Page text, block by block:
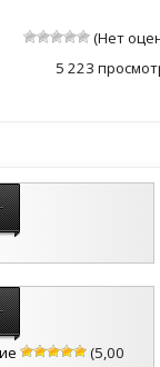
(Нет
5 223
(5,00